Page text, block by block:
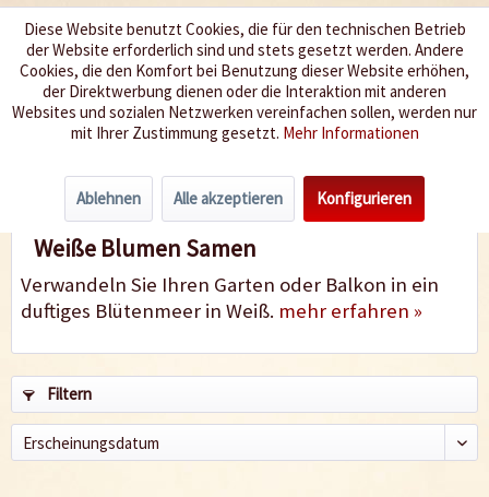
Wir würzen Ihr Leben
Menü
Weiße Blumen Samen
Verwandeln Sie Ihren Garten oder Balkon in ein
duftiges Blütenmeer in Weiß. mehr erfahren »
Filtern
Diese Website benutzt Cookies, die für den technischen Betrieb
der Website erforderlich sind und stets gesetzt werden. Andere
Cookies, die den Komfort bei Benutzung dieser Website erhöhen,
der Direktwerbung dienen oder die Interaktion mit anderen
Websites und sozialen Netzwerken vereinfachen sollen, werden nur
mit Ihrer Zustimmung gesetzt. Mehr Informationen
Ablehnen Alle akzeptieren Konfigurieren